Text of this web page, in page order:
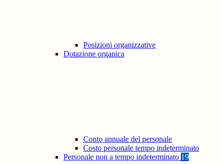
Posizioni organizzative
Dotazione organica
Conto annuale del personale
Costo personale tempo indeterminato
Personale non a tempo indeterminato 19